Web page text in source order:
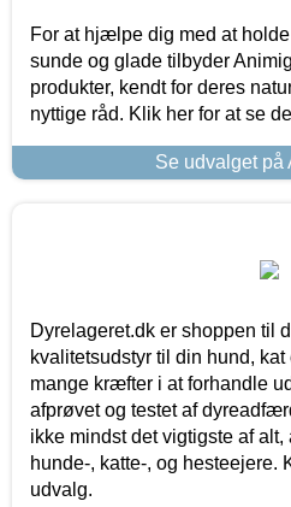
For at hjælpe dig med at
sunde og glade tilbyder
produkter, kendt for deres
nyttige råd. Klik her for at se
Se udvalget på
Dyrelageret.dk er shoppen til
kvalitetsudstyr til din hund,
mange kræfter i at forhandle
afprøvet og testet af
ikke mindst det vigtigste af alt,
hunde-, katte-, og hesteejere.
udvalg.